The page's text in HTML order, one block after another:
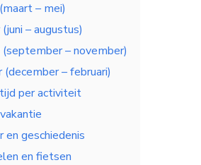
– mei)
– augustus)
– november)
– februari)
per activiteit
en geschiedenis
en fietsen